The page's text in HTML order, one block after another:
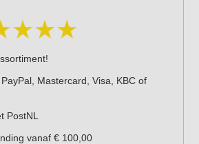
Mastercard, Visa, KBC of
PostNL
vanaf € 100,00